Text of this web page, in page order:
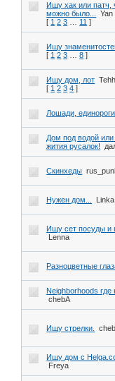
Ищу хак или патч,
можно было...
Yan
[ 1 2 3 11 ]
Ищу
[ 1 2 3 8 ]
Ищу дом, лот
[ 1 2 3 4 ]
Лошади, единороги
Дом под водой или
жития русалок!
Скинхеды
Нужен дом... Linka
Ищу сет посуды и
Lenna
Разноцветные
Neighborhoods где
chebA
Ищу стрелки.
Ищу дом с
Freya